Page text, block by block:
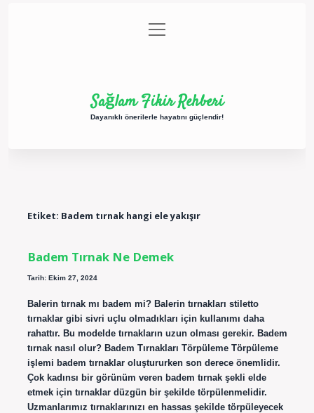
Gizlilik Politikası
menüyü
aç
Sağlam Fikir Rehberi
Dayanıklı önerilerle hayatını güçlendir!
Etiket: Badem tırnak hangi ele yakışır
Badem Tırnak Ne Demek
Tarih: Ekim 27, 2024
Balerin tırnak mı badem mi? Balerin tırnakları stiletto
tırnaklar gibi sivri uçlu olmadıkları için kullanımı daha
rahattır. Bu modelde tırnakların uzun olması gerekir. Badem
tırnak nasıl olur? Badem Tırnakları Törpüleme Törpüleme
işlemi badem tırnaklar oluştururken son derece önemlidir.
Çok kadınsı bir görünüm veren badem tırnak şekli elde
etmek için tırnaklar düzgün bir şekilde törpülenmelidir.
Uzmanlarımız tırnaklarınızı en hassas şekilde törpüleyecek